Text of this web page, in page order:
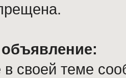
своей теме